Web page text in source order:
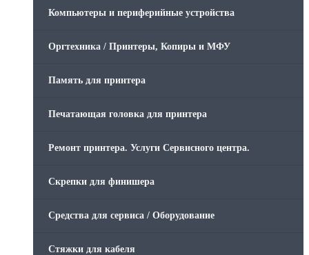
Компьютеры и периферийные устройства
Оргтехника / Принтеры, Копиры и МФУ
Память для принтера
Печатающая головка для принтера
Ремонт принтера. Услуги Сервисного центра.
Скрепки для финишера
Средства для сервиса / Оборудование
Стяжки для кабеля